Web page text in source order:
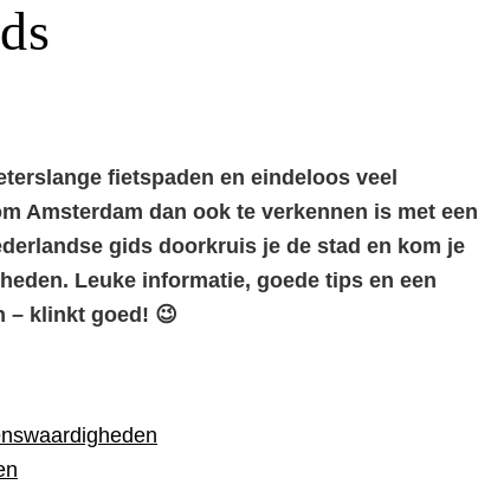
fietspaden en eindeloos veel
Amsterdam dan ook te verkennen is met een
gids doorkruis je de stad en kom je
Leuke informatie, goede tips en een
– klinkt goed! 😉